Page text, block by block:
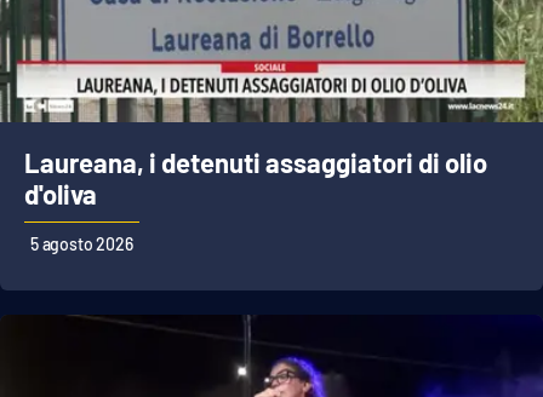
Laureana, i detenuti assaggiatori di olio
d'oliva
5 agosto 2026